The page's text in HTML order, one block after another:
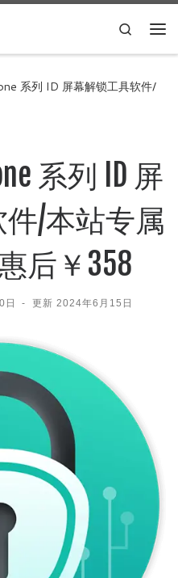
Search
系列 ID 屏幕解锁工具软件/
系列 ID 屏
/本站专属
后￥358
日 - 更新2024年6月15日